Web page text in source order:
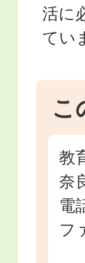
活に
てい
こ
教
奈
電
フ